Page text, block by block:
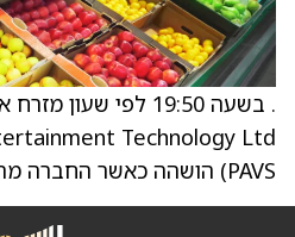
. בשעה 19:50 לפי
PAVS) הושהה כאשר החברה מתכוננת לפרסם הודעה.